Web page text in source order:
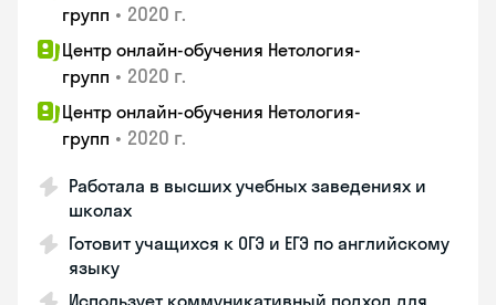
групп • 2020 г.
Центр онлайн-обучения Нетология-
групп • 2020 г.
Центр онлайн-обучения Нетология-
групп • 2020 г.
Работала в высших учебных заведениях и
школах
Готовит учащихся к ОГЭ и ЕГЭ по английскому
языку
Использует коммуникативный подход для